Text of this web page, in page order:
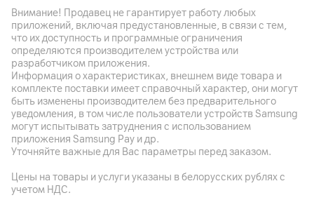
Новый дизайн для стабильной
производительности
iPhone 17 Pro и Pro Max получили корпус из матового
авиационного сплава, обеспечивающего лучшую
теплопередачу среди всех iPhone. Задняя панель с
Основная камера
Разрешение камеры
48Мп
Разрешение видео
4K
Оптическая стабилизация
да
3 модуля: 48 Мп (основная) + 48 Мп (ультра
широкоугольная) + 48 Мп (телефото); сканер LiDAR (для
Внимание! Продавец не гарантирует работу любых
приложений, включая предустановленные, в связи с тем,
что их доступность и программные ограничения
определяются производителем устройства или
разработчиком приложения.
Информация о характеристиках, внешнем виде товара и
комплекте поставки имеет справочный характер, они могут
быть изменены производителем без предварительного
уведомления, в том числе пользователи устройств Samsung
могут испытывать затруднения с использованием
приложения Samsung Pay и др.
Уточняйте важные для Вас параметры перед заказом.
Цены на товары и услуги указаны в белорусских рублях с
учетом НДС.